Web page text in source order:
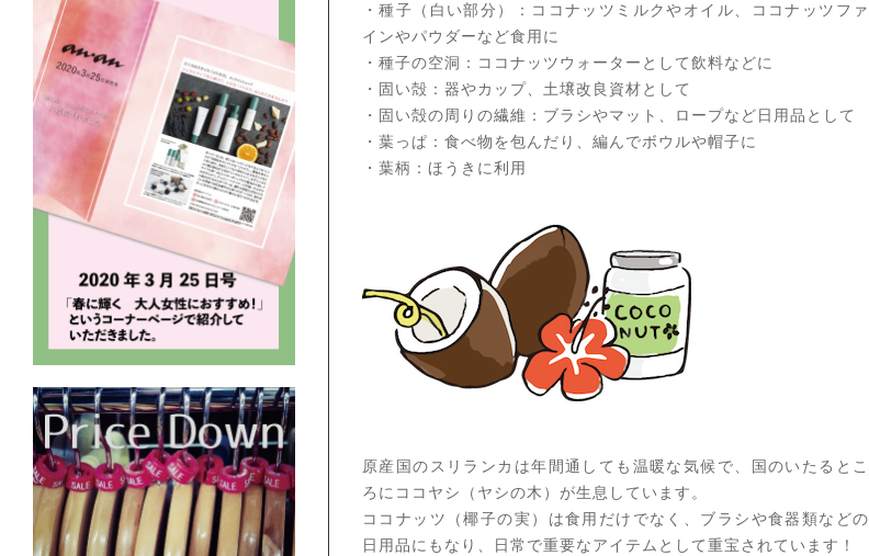
・種子（白い部分）：ココナッツミルクやオイル、ココナッツファ
インやパウダーなど食用に
・種子の空洞：ココナッツウォーターとして飲料などに
・固い殻：器やカップ、土壌改良資材として
・固い殻の周りの繊維：ブラシやマット、ロープなど日用品として
・葉っぱ：食べ物を包んだり、編んでボウルや帽子に
・葉柄：ほうきに利用
原産国のスリランカは年間通しても温暖な気候で、国のいたるとこ
ろにココヤシ（ヤシの木）が生息しています。
ココナッツ（椰子の実）は食用だけでなく、ブラシや食器類などの
日用品にもなり、日常で重要なアイテムとして重宝されています！